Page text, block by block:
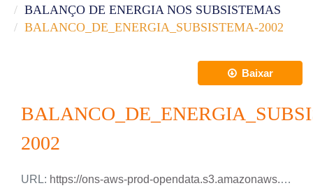
BALANÇO DE ENERGIA NOS SUBSISTEMAS
BALANCO_DE_ENERGIA_SUBSISTEMA-2002
Baixar
2002
URL: https://ons-aws-prod-opendata.s3.amazonaws.com/dataset/balanco_energia_subsistema_ho/BALANCO_ENERGIA_SUBSISTEMA_2002.csv